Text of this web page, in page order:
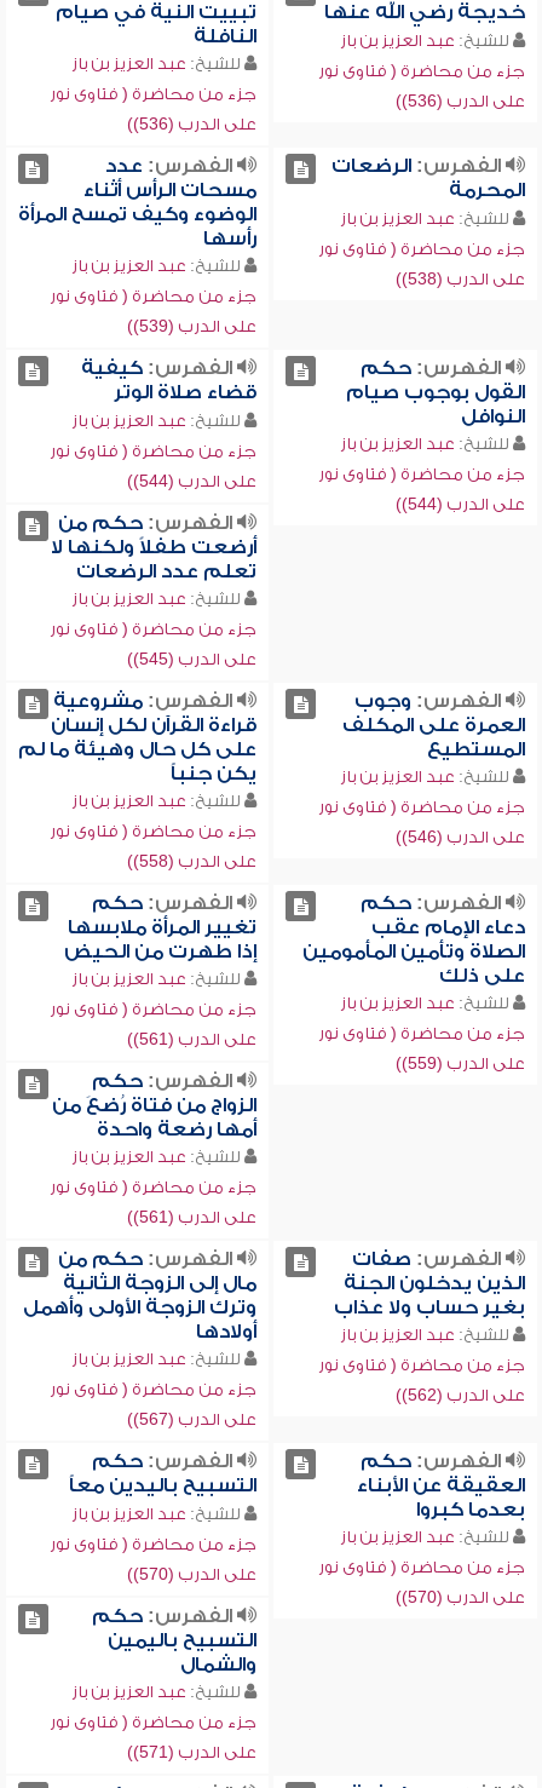
خديجة رضي الله عنها
للشيخ: عبد العزيز بن باز
جزء من محاضرة ( فتاوى نور
على الدرب (536))
تبييت النية في صيام
النافلة
للشيخ: عبد العزيز بن باز
جزء من محاضرة ( فتاوى نور
على الدرب (536))
الفهرس:الرضعات
المحرمة
للشيخ: عبد العزيز بن باز
جزء من محاضرة ( فتاوى نور
على الدرب (538))
الفهرس: عدد
مسحات الرأس أثناء
الوضوء وكيف تمسح المرأة
رأسها
للشيخ: عبد العزيز بن باز
جزء من محاضرة ( فتاوى نور
على الدرب (539))
الفهرس:حكم
القول بوجوب صيام
النوافل
للشيخ: عبد العزيز بن باز
جزء من محاضرة ( فتاوى نور
على الدرب (544))
الفهرس:كيفية
قضاء صلاة الوتر
للشيخ: عبد العزيز بن باز
جزء من محاضرة ( فتاوى نور
على الدرب (544))
الفهرس:حكم من
أرضعت طفلاً ولكنها لا
تعلم عدد الرضعات
للشيخ: عبد العزيز بن باز
جزء من محاضرة ( فتاوى نور
على الدرب (545))
الفهرس: وجوب
العمرة على المكلف
المستطيع
للشيخ: عبد العزيز بن باز
جزء من محاضرة ( فتاوى نور
على الدرب (546))
الفهرس:مشروعية
قراءة القرآن لكل إنسان
على كل حال وهيئة ما لم
يكن جنباً
للشيخ: عبد العزيز بن باز
جزء من محاضرة ( فتاوى نور
على الدرب (558))
الفهرس:حكم
دعاء الإمام عقب
الصلاة وتأمين المأمومين
على ذلك
للشيخ: عبد العزيز بن باز
جزء من محاضرة ( فتاوى نور
على الدرب (559))
الفهرس:حكم
تغيير المرأة ملابسها
إذا طهرت من الحيض
للشيخ: عبد العزيز بن باز
جزء من محاضرة ( فتاوى نور
على الدرب (561))
الفهرس:حكم
الزواج من فتاة رُضعَ من
أمها رضعة واحدة
للشيخ: عبد العزيز بن باز
جزء من محاضرة ( فتاوى نور
على الدرب (561))
الفهرس: صفات
الذين يدخلون الجنة
بغير حساب ولا عذاب
للشيخ: عبد العزيز بن باز
جزء من محاضرة ( فتاوى نور
على الدرب (562))
الفهرس:حكم من
مال إلى الزوجة الثانية
وترك الزوجة الأولى وأهمل
أولادها
للشيخ: عبد العزيز بن باز
جزء من محاضرة ( فتاوى نور
على الدرب (567))
الفهرس:حكم
العقيقة عن الأبناء
بعدما كبروا
للشيخ: عبد العزيز بن باز
جزء من محاضرة ( فتاوى نور
على الدرب (570))
الفهرس:حكم
التسبيح باليدين معاً
للشيخ: عبد العزيز بن باز
جزء من محاضرة ( فتاوى نور
على الدرب (570))
الفهرس:حكم
التسبيح باليمين
والشمال
للشيخ: عبد العزيز بن باز
جزء من محاضرة ( فتاوى نور
على الدرب (571))